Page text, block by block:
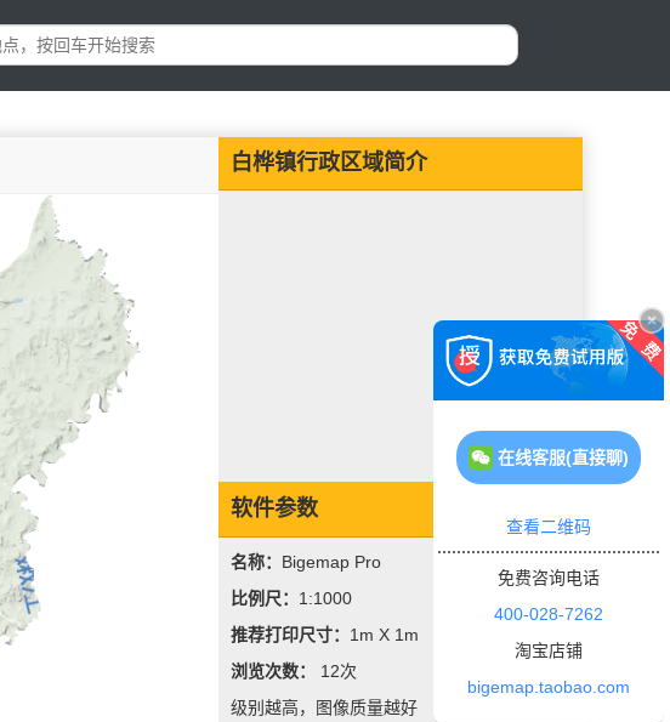
白桦镇行政区域简介
软件参数
名称： Bigemap Pro
比例尺： 1:1000
推荐打印尺寸： 1m X 1m
浏览次数： 12次
级别越高，图像质量越好
在线客服(直接聊)
查看二维码
免费咨询电话
400-028-7262
淘宝店铺
bigemap.taobao.com